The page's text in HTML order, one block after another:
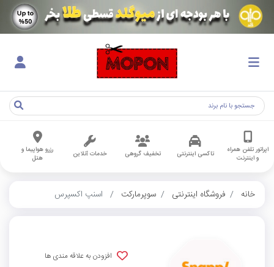
اپراتور تلفن همراه
و اینترنت
تاکسی اینترنتی تخفیف گروهی خدمات آنلاین
رزرو هواپیما و
هتل
خانه فروشگاه اینترنتی سوپرمارکت اسنپ اکسپرس
افزودن به علاقه مندی ها